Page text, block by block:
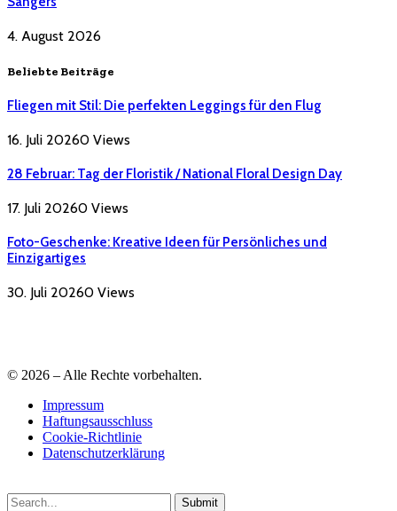
4. August 2026
Beliebte Beiträge
Fliegen mit Stil: Die perfekten Leggings für den Flug
16. Juli 20260 Views
28 Februar: Tag der Floristik / National Floral Design Day
17. Juli 20260 Views
Foto-Geschenke: Kreative Ideen für Persönliches und
Einzigartiges
30. Juli 20260 Views
© 2026 – Alle Rechte vorbehalten.
Impressum
Haftungsausschluss
Cookie-Richtlinie
Datenschutzerklärung
Submit